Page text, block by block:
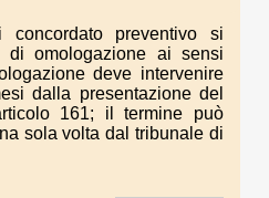
preventivo si
omologazione ai sensi
deve intervenire
dalla presentazione del
161; il termine può
sola volta dal tribunale di